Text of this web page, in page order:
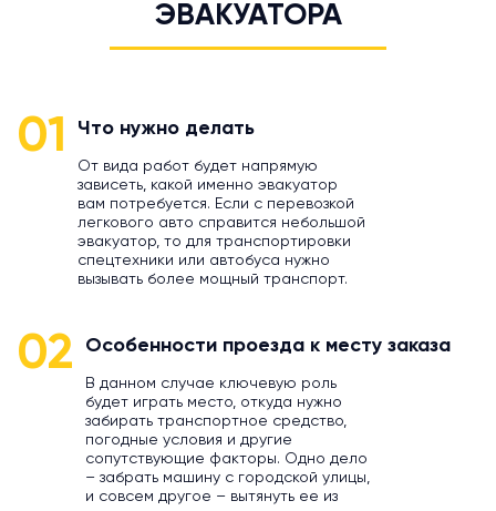
ЭВАКУАТОРА
01 Что нужно делать
От вида работ будет напрямую
зависеть, какой именно эвакуатор
вам потребуется. Если с перевозкой
легкового авто справится небольшой
эвакуатор, то для транспортировки
спецтехники или автобуса нужно
вызывать более мощный транспорт.
02 Особенности проезда к месту заказа
В данном случае ключевую роль
будет играть место, откуда нужно
забирать транспортное средство,
погодные условия и другие
сопутствующие факторы. Одно дело
– забрать машину с городской улицы,
и совсем другое – вытянуть ее из